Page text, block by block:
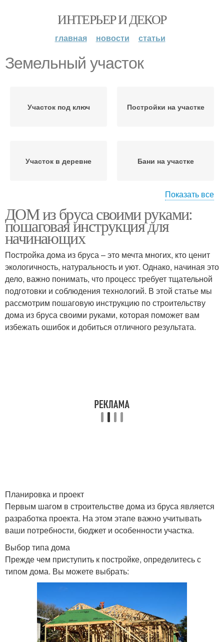
ИНТЕРЬЕР И ДЕКОР
главная новости статьи
Земельный участок
Участок под ключ Постройки на участке
Участок в деревне Бани на участке
Дом на земельном
участке
Узкий участок
Дачный участок
Показать все
ДОМ из бруса своими руками:
пошаговая инструкция для
начинающих
Постройка дома из бруса – это мечта многих, кто ценит
экологичность, натуральность и уют. Однако, начиная это
дело, важно понимать, что процесс требует тщательной
подготовки и соблюдения технологий. В этой статье мы
рассмотрим пошаговую инструкцию по строительству
дома из бруса своими руками, которая поможет вам
избежать ошибок и добиться отличного результата.
Планировка и проект
Первым шагом в строительстве дома из бруса является
разработка проекта. На этом этапе важно учитывать
ваши потребности, бюджет и особенности участка.
Выбор типа дома
Прежде чем приступить к постройке, определитесь с
типом дома. Вы можете выбрать: